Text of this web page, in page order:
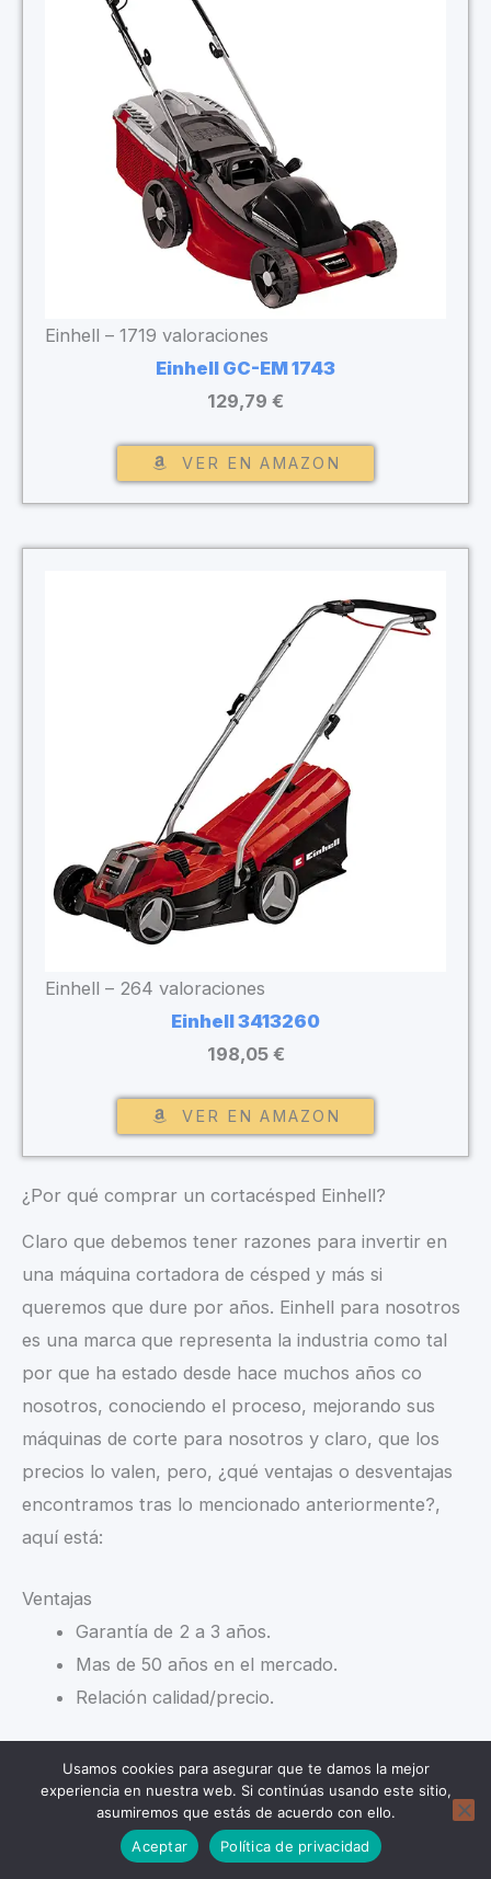
Einhell – 1719 valoraciones
Einhell GC-EM 1743
129,79 €
VER EN AMAZON
Einhell – 264 valoraciones
Einhell 3413260
198,05 €
VER EN AMAZON
¿Por qué comprar un cortacésped Einhell?
Claro que debemos tener razones para invertir en
una máquina cortadora de césped y más si
queremos que dure por años. Einhell para nosotros
es una marca que representa la industria como tal
por que ha estado desde hace muchos años co
nosotros, conociendo el proceso, mejorando sus
máquinas de corte para nosotros y claro, que los
precios lo valen, pero, ¿qué ventajas o desventajas
encontramos tras lo mencionado anteriormente?,
aquí está:
Ventajas
Garantía de 2 a 3 años.
Mas de 50 años en el mercado.
Relación calidad/precio.
En algunos casos, precios.
Usamos cookies para asegurar que te damos la mejor
experiencia en nuestra web. Si continúas usando este sitio,
asumiremos que estás de acuerdo con ello.
Aceptar
Política de privacidad